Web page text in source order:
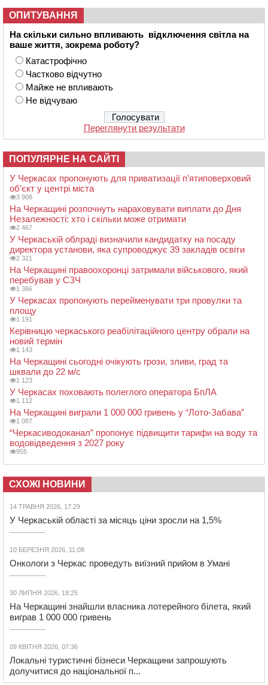
ОПИТУВАННЯ
На скільки сильно впливають відключення світла на
ваше життя, зокрема роботу?
Катастрофічно
Частково відчутно
Майже не впливають
Не відчуваю
Переглянути результати
ПОПУЛЯРНЕ НА САЙТІ
У Черкасах пропонують для приватизації п’ятиповерховий
об’єкт у центрі міста
3 908
На Черкащині розпочнуть нараховувати виплати до Дня
Незалежності: хто і скільки може отримати
2 467
У Черкаській облраді визначили кандидатку на посаду
директора установи, яка супроводжує 39 закладів освіти
2 321
На Черкащині правоохоронці затримали військового, який
перебував у СЗЧ
1 366
У Черкасах пропонують перейменувати три провулки та
площу
1 191
Керівницю черкаського реабілітаційного центру обрали на
новий термін
1 143
На Черкащині сьогодні очікують грози, зливи, град та
шквали до 22 м/с
1 123
У Черкасах поховають полеглого оператора БпЛА
1 112
На Черкащині виграли 1 000 000 гривень у “Лото-Забава”
1 087
“Черкасиводоканал” пропонує підвищити тарифи на воду та
водовідведення з 2027 року
955
СХОЖІ НОВИНИ
14 ТРАВНЯ 2026, 17:29
У Черкаській області за місяць ціни зросли на 1,5%
10 БЕРЕЗНЯ 2026, 11:08
Онкологи з Черкас проведуть виїзний прийом в Умані
30 ЛИПНЯ 2026, 18:25
На Черкащині знайшли власника лотерейного білета, який
виграв 1 000 000 гривень
09 КВІТНЯ 2026, 07:36
Локальні туристичні бізнеси Черкащини запрошують
долучитися до національної п...